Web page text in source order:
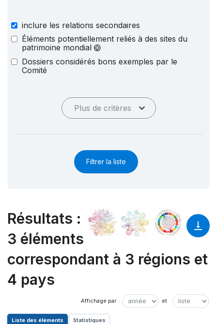
inclure les relations secondaires
Éléments potentiellement reliés à des sites du
patrimoine mondial
Dossiers considérés bons exemples par le
Comité
Plus de critères
Filtrer la liste
Résultats :
3 éléments
correspondant à 3 régions et
4 pays
Liste des éléments Statistiques